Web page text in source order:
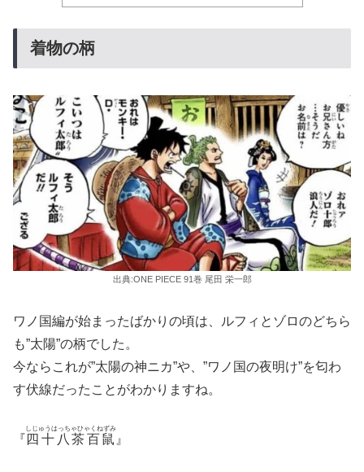
着物の柄
出典:ONE PIECE 91巻 尾田 栄一郎
ワノ国編が始まったばかりの頃は、ルフィとゾロのどちら
も”太陽”の柄でした。
今ならこれが”太陽の神ニカ”や、”ワノ国の夜明け”を匂わ
す伏線だったことがわかりますね。
『 四十八茶百鼠
しじゅうはっちゃひゃくねずみ
』